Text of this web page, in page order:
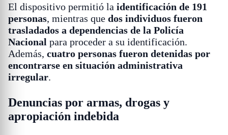
El dispositivo permitió la identificación de 191
personas, mientras que dos individuos fueron
trasladados a dependencias de la Policía
Nacional para proceder a su identificación.
Además, cuatro personas fueron detenidas por
encontrarse en situación administrativa
irregular.
Denuncias por armas, drogas y
apropiación indebida